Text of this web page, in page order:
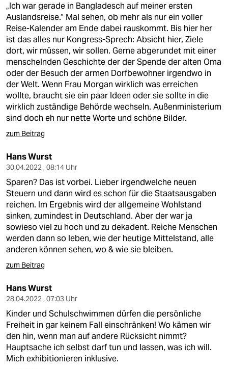
„Ich war gerade in Bangladesch auf meiner ersten
Auslandsreise.“ Mal sehen, ob mehr als nur ein voller
Reise-Kalender am Ende dabei rauskommt. Bis hier her
ist das alles nur Kongress-Sprech: Absicht hier, Ziele
dort, wir müssen, wir sollen. Gerne abgerundet mit einer
menschelnden Geschichte der der Spende der alten Oma
oder der Besuch der armen Dorfbewohner irgendwo in
der Welt. Wenn Frau Morgan wirklich was erreichen
wollte, braucht sie ein paar Ideen oder sie sollte in die
wirklich zuständige Behörde wechseln. Außenministerium
sind doch eh nur nette Worte und schöne Bilder.
zum Beitrag
Hans Wurst
30.04.2022 , 08:14 Uhr
Sparen? Das ist vorbei. Lieber irgendwelche neuen
Steuern und dann wird es schon für die Staatsausgaben
reichen. Im Ergebnis wird der allgemeine Wohlstand
sinken, zumindest in Deutschland. Aber der war ja
sowieso viel zu hoch und zu dekadent. Reiche Menschen
werden dann so leben, wie der heutige Mittelstand, alle
anderen können sehen, wo & wie sie bleiben.
zum Beitrag
Hans Wurst
28.04.2022 , 07:03 Uhr
Kinder und Schulschwimmen dürfen die persönliche
Freiheit in gar keinem Fall einschränken! Wo kämen wir
den hin, wenn man auf andere Rücksicht nimmt?
Hauptsache ich selbst darf tun und lassen, was ich will.
Mich exhibitionieren inklusive.